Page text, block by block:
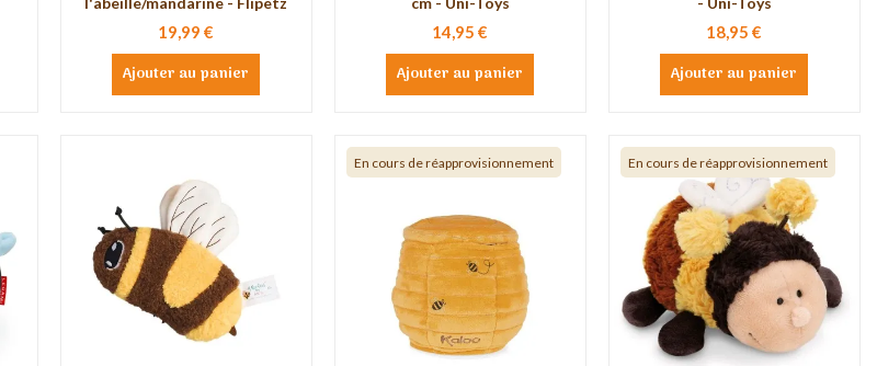
19,99 €
Ajouter au panier
14,95 €
Ajouter au panier
18,95 €
Ajouter au panier
En cours de réapprovisionnement En cours de réapprovisionnement